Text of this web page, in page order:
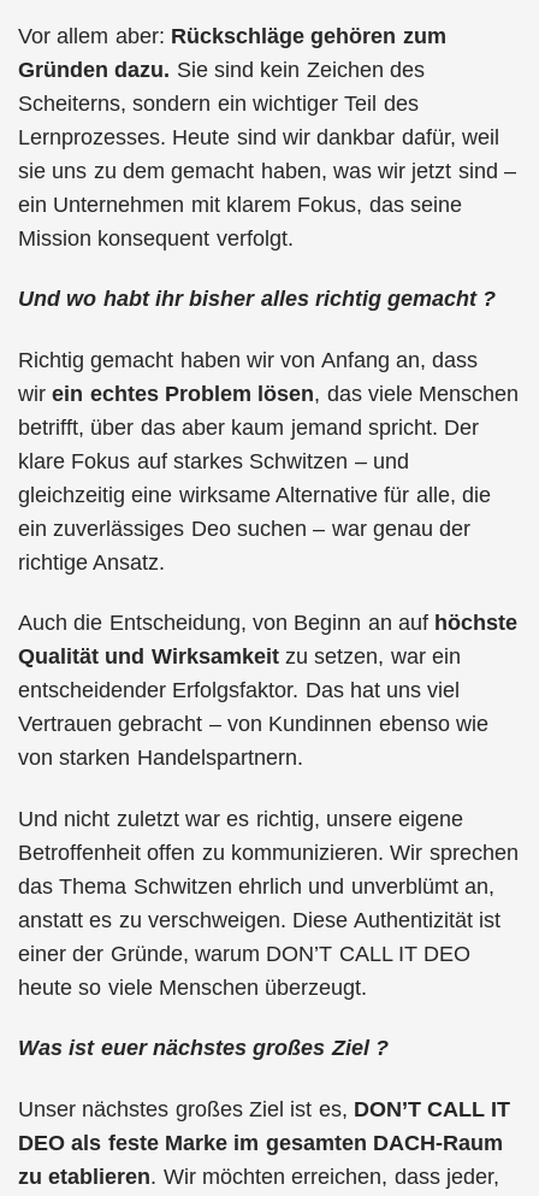
Vor allem aber: Rückschläge gehören zum
Gründen dazu. Sie sind kein Zeichen des
Scheiterns, sondern ein wichtiger Teil des
Lernprozesses. Heute sind wir dankbar dafür, weil
sie uns zu dem gemacht haben, was wir jetzt sind –
ein Unternehmen mit klarem Fokus, das seine
Mission konsequent verfolgt.
Und wo habt ihr bisher alles richtig gemacht ?
Richtig gemacht haben wir von Anfang an, dass
wirein echtes Problem lösen, das viele Menschen
betrifft, über das aber kaum jemand spricht. Der
klare Fokus auf starkes Schwitzen – und
gleichzeitig eine wirksame Alternative für alle, die
ein zuverlässiges Deo suchen – war genau der
richtige Ansatz.
Auch die Entscheidung, von Beginn an auf höchste
Qualität und Wirksamkeit zu setzen, war ein
entscheidender Erfolgsfaktor. Das hat uns viel
Vertrauen gebracht – von Kundinnen ebenso wie
von starken Handelspartnern.
Und nicht zuletzt war es richtig, unsere eigene
Betroffenheit offen zu kommunizieren. Wir sprechen
das Thema Schwitzen ehrlich und unverblümt an,
anstatt es zu verschweigen. Diese Authentizität ist
einer der Gründe, warum DON’T CALL IT DEO
heute so viele Menschen überzeugt.
Was ist euer nächstes großes Ziel ?
Unser nächstes großes Ziel ist es, DON’T CALL IT
DEO als feste Marke im gesamten DACH-Raum
zu etablieren. Wir möchten erreichen, dass jeder,